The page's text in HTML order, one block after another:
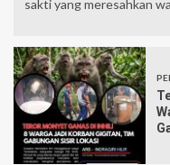
sakti yang meresahkan